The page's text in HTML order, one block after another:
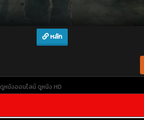
หลัก
ดูหนังออนไลน์ ดูหนัง HD